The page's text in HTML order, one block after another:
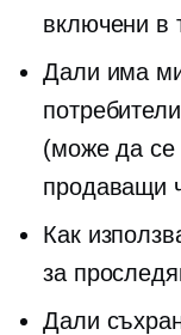
включени в
Дали има
(може да се
продаващи
Как
за
Дали